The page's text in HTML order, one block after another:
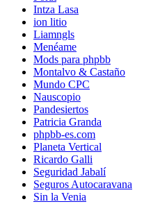
Intza Lasa
ion litio
Liamngls
Menéame
Mods para phpbb
Montalvo & Castaño
Mundo CPC
Nauscopio
Pandesiertos
Patricia Granda
phpbb-es.com
Planeta Vertical
Ricardo Galli
Seguridad Jabalí
Seguros Autocaravana
Sin la Venia